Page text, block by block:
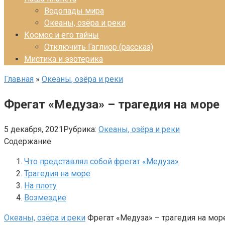
Водопады мира
Океаны, озёра и реки
Космос и его тайны
Отключить Гаглиор (рассказ)
Мистика и эзотерика
Главная » Океаны, озёра и реки
Фрегат «Медуза» – трагедия на море
5 декабря, 2021Рубрика: Океаны, озёра и реки
Содержание
Что представлял собой фрегат «Медуза»
Трагедия на море
На плоту
Возмездие
Океаны, озёра и реки Фрегат «Медуза» – трагедия на